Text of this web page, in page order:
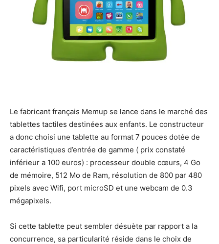
Le fabricant français Memup se lance dans le marché des
tablettes tactiles destinées aux enfants. Le constructeur
a donc choisi une tablette au format 7 pouces dotée de
caractéristiques d’entrée de gamme ( prix constaté
inférieur a 100 euros) : processeur double cœurs, 4 Go
de mémoire, 512 Mo de Ram, résolution de 800 par 480
pixels avec Wifi, port microSD et une webcam de 0.3
mégapixels.
Si cette tablette peut sembler désuète par rapport a la
concurrence, sa particularité réside dans le choix de